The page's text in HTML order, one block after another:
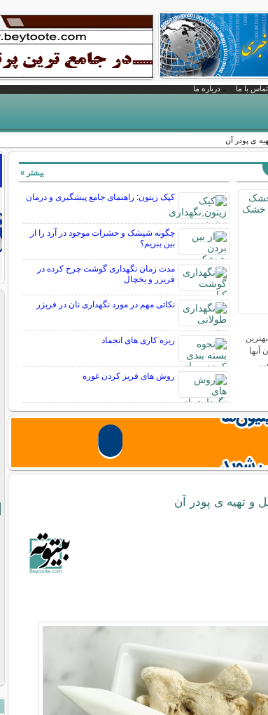
تماس با ما درباره ما
ی پودر آن
کپک زیتون: راهنمای جامع پیشگیری و درمان
چگونه شپشک و حشرات موجود در آرد را از
بین ببریم؟
مدت زمان نگهداری گوشت چرخ کرده در
فریزر و یخچال
نکاتی مهم در مورد نگهداری نان در فریزر
ریزه کاری های انجماد
روش های فریز کردن غوره
بیشتر »
تهیه ی پودر آن